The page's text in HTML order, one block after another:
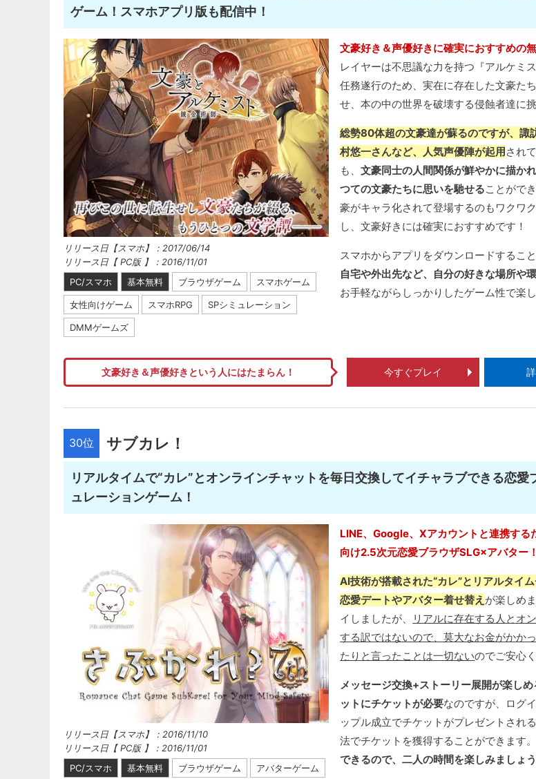
ゲーム！スマホアプリ版も配信中！
リリース日【スマホ】：2017/06/14
リリース日【 PC版 】：2016/11/01
PC/スマホ
基本無料 ブラウザゲーム スマホゲーム
女性向けゲーム スマホRPG SPシミュレーション
DMMゲームズ
文豪好き＆声優好きに確実におすすめの
レイヤーは不思議な力を持つ『アルケミ
任務遂行のため、実在に存在した文豪た
せ、本の中の世界を破壊する侵蝕者達に挑
総勢80体超の文豪達が蘇るのですが、諏
村悠一さんなど、人気声優陣が起用され
も、文豪同士の人間関係が鮮やかに描か
つての文豪たちに思いを馳せることがで
豪がキャラ化されて登場するのもワクワ
し、文豪好きには確実におすすめです！
スマホからアプリをダウンロードするこ
自宅や外出先など、自分の好きな場所や
お手軽ながらしっかりしたゲーム性で楽し
文豪好き＆声優好きという人にはたまらん！ 今すぐプレイ
30位 サブカレ！
リアルタイムで“カレ”とオンラインチャットを毎日交換してイチャラブできる恋愛
ュレーションゲーム！
リリース日【スマホ】：2016/11/10
リリース日【 PC版 】：2016/11/01
PC/スマホ
基本無料 ブラウザゲーム アバターゲーム
LINE、Google、Xアカウントと連携する
向け2.5次元恋愛ブラウザSLG×アバター！
AI技術が搭載された“カレ”とリアルタイ
恋愛デートやアバター着せ替え が楽しめ
イしましたが、
リアルに存在する人とオ
する訳ではないので、莫大なお金がかか
たりと言ったことは一切ないのでご安心く
メッセージ交換+ストーリー展開が楽し
ットにチケットが必要なのですが、ログ
ップル成立でチケットがプレゼントされ
法でチケットを獲得することができます
できるので、二人の時間を楽しみましょう